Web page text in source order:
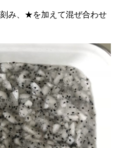
み、★を加えて混ぜ合わせ